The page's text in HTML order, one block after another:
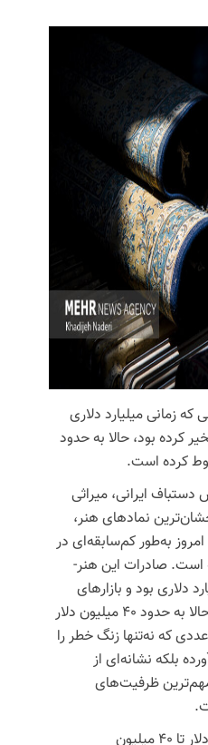
زمانی میلیارد دلاری
کرده بود، حالا به حدود
دستباف ایرانی، میراثی
نمادهای هنر،
به‌طور کم‌سابقه‌ای در
است. صادرات این هنر-
دلاری بود و بازارهای
جهانی را تسخیر کرده بود، حالا به حدود ۴۰ میلیون دلار
که نه‌تنها زنگ خطر را
بلکه نشانه‌ای از
ظرفیت‌های